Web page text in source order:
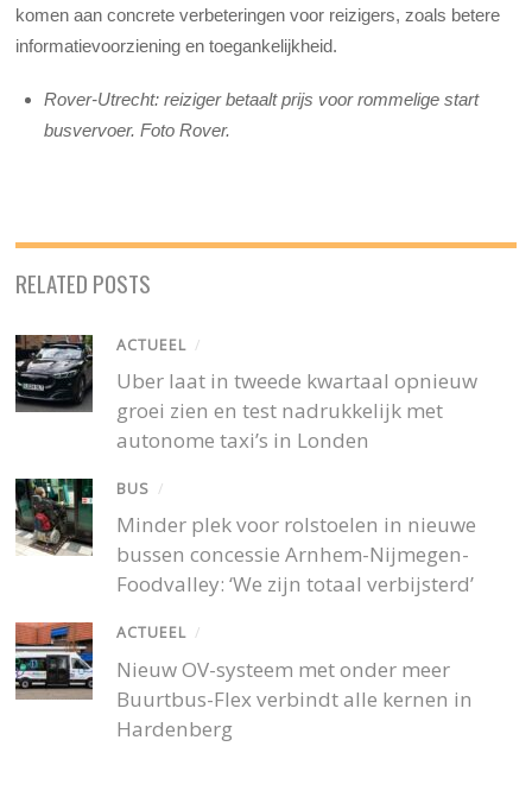
komen aan concrete verbeteringen voor reizigers, zoals betere
informatievoorziening en toegankelijkheid.
Rover-Utrecht: reiziger betaalt prijs voor rommelige start
busvervoer. Foto Rover.
RELATED POSTS
ACTUEEL /
Uber laat in tweede kwartaal opnieuw
groei zien en test nadrukkelijk met
autonome taxi’s in Londen
BUS /
Minder plek voor rolstoelen in nieuwe
bussen concessie Arnhem-Nijmegen-
Foodvalley: ‘We zijn totaal verbijsterd’
ACTUEEL /
Nieuw OV-systeem met onder meer
Buurtbus-Flex verbindt alle kernen in
Hardenberg